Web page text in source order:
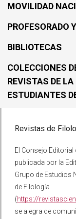
MOVILIDAD
PROFESORADO
BIBLIOTECAS
COLECCIONES
REVISTAS DE
ESTUDIANTES
Revistas de
El Consejo
publicada por la
Grupo de Estudios
de Filología
(https://
se alegra de